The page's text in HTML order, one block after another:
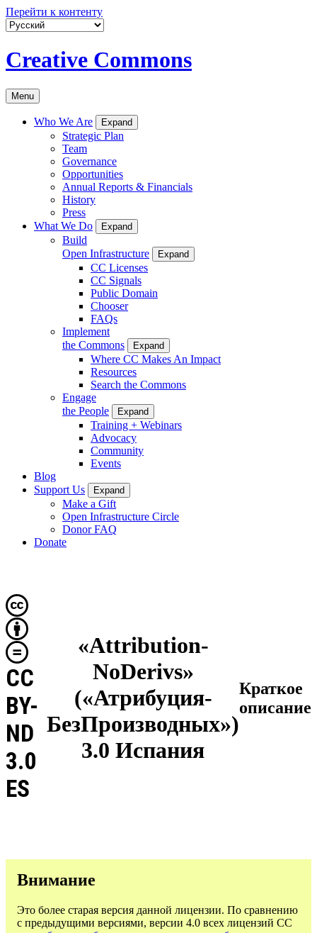
Перейти к контенту
Creative Commons
Menu
Who We Are Expand
Strategic Plan
Team
Governance
Opportunities
Annual Reports & Financials
History
Press
What We Do
Expand
Build
Open Infrastructure
Expand
CC Licenses
CC Signals
Public Domain
Chooser
FAQs
Implement
the Commons
Expand
Where CC Makes An Impact
Resources
Search the Commons
Engage
the People
Expand
Training + Webinars
Advocacy
Community
Events
Blog
Support Us
Expand
Make a Gift
Open Infrastructure Circle
Donor FAQ
Donate
«Attribution-
NoDerivs»
(«Атрибуция-
БезПроизводных»)
3.0 Испания
CC
BY-
ND
3.0
ES
Краткое
описание
Внимание
Это более старая версия данной лицензии. По сравнению
с предыдущими версиями, версии 4.0 всех лицензий CC